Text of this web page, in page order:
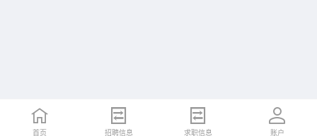
首页 招聘信息 求职信息 账户